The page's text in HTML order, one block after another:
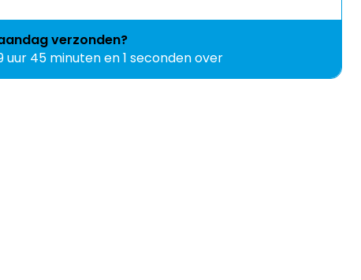
verzonden?
uur 45 minuten en 1 seconden over